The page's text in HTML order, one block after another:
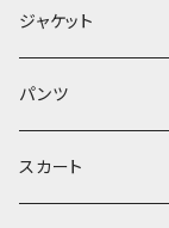
ジャケット
パンツ
スカート